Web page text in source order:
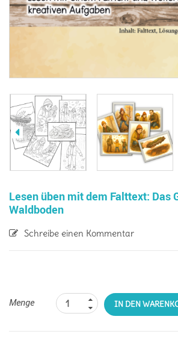
Lesen üben mit dem Falttext: Das
Waldboden
Schreibe einen Kommentar
Menge IN DEN